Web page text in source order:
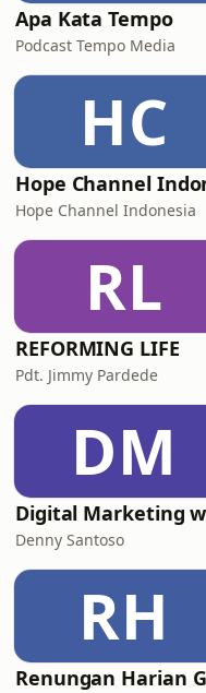
Apa Kata Tempo
Podcast Tempo Media
HC
Hope Channel Indonesia
RL
REFORMING LIFE
Pdt. Jimmy Pardede
DM
Denny Santoso
RH